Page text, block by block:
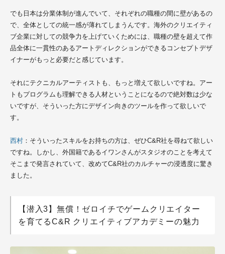
でも日本は分業体制が進んでいて、それぞれの職種の間に壁があるの
で、全体としての統一感が薄れてしまうんです。海外のクリエイティ
ブ企業に対しての競争力を上げていくためには、職種の壁を超えて作
品全体に一貫性のあるアートディレクションができるコンセプトデザ
イナーがもっと必要だと感じています。
それにテクニカルアーティストも、もっと増えて欲しいですね。アー
トもプログラムも理解できる人材ということになるので絶対数は少な
いですが、そういった方にデザイン向きのツールを作って欲しいで
す。
西村 ：そういったスキルをお持ちの方は、ぜひC&R社を尋ねて欲しい
ですね。しかし、外国籍であるイワンさんがスタジオのことを考えて
そこまで発言されていて、改めてC&R社のカルチャーの浸透度に驚き
ました。
【潜入3】無償！ゼロイチでゲームクリエイター
を育てるC&R クリエイティブアカデミーの魅力